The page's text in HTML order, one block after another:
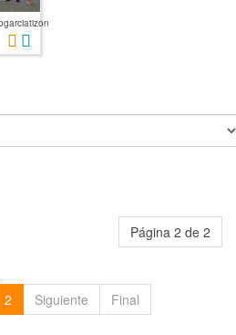
Página 2 de 2
2 Siguiente Final